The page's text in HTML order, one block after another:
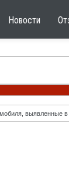
Новости
выявленные в